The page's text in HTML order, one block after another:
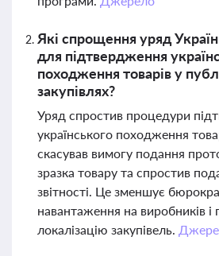
Які спрощення уряд
для підтвердження
походження товарів у
закупівлях?
Уряд спростив процедури
українського походження
скасував вимогу подання
зразка товару та спростив
звітності. Це зменшує
навантаження на виробників і
локалізацію закупівель.